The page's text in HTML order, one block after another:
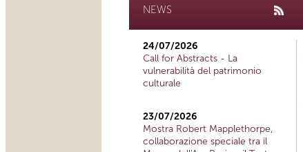
NEWS
24/07/2026
Call for Abstracts - La
vulnerabilità del patrimonio
culturale
23/07/2026
Mostra Robert Mapplethorpe,
collaborazione speciale tra il